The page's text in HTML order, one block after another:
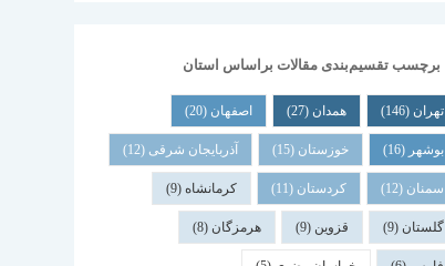
برچسب تقسیم‌بندی مقالات براساس استان
تهران (146) همدان (27) اصفهان (20)
بوشهر (16) خوزستان (15) آذربایجان شرقی (12)
سمنان (12) کردستان (11) کرمانشاه(9)
گلستان (9) قزوین (9) هرمزگان (8)